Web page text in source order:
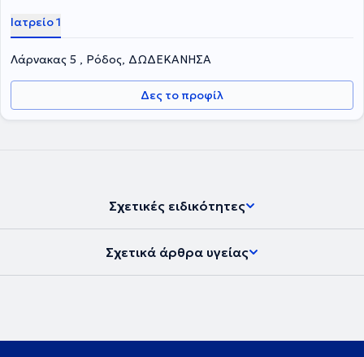
Ιατρείο 1
Λάρνακας 5 , Ρόδος, ΔΩΔΕΚΑΝΗΣΑ
Δες το προφίλ
Σχετικές ειδικότητες
Σχετικά άρθρα υγείας